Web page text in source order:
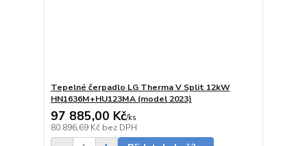
Tepelné čerpadlo LG Therma V Split 12kW
HN1636M+HU123MA (model 2023)
97 885,00 Kč/ks
80 896,69 Kč bez DPH